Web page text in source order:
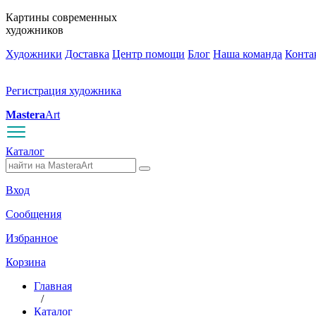
Картины современных
художников
Художники Доставка Центр помощи Блог Наша команда
Регистрация художника
MasteraArt
Каталог
Вход
Сообщения
Избранное
Корзина
Главная
/
Каталог